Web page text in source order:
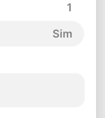
1
Sim